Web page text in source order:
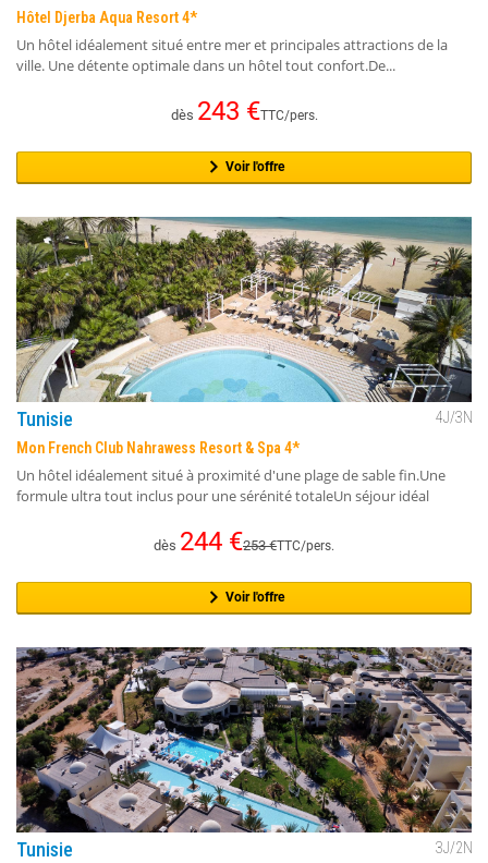
Hôtel Djerba Aqua Resort 4*
Un hôtel idéalement situé entre mer et principales attractions de la
ville. Une détente optimale dans un hôtel tout confort.De...
dès 243 €TTC/pers.
Voir l'offre
Tunisie 4J/3N
Mon French Club Nahrawess Resort & Spa 4*
Un hôtel idéalement situé à proximité d'une plage de sable fin.Une
formule ultra tout inclus pour une sérénité totaleUn séjour idéal
dès 244 €253€TTC/pers.
Voir l'offre
Tunisie 3J/2N